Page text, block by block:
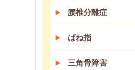
腰椎分離症
ばね指
三角骨障害